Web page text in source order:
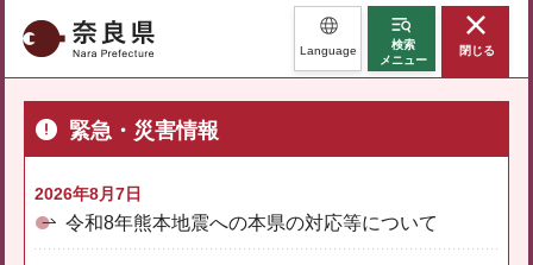
奈良県 Language
検索
メニュー
閉じる
緊急・災害情報
2026年8月7日
令和8年熊本地震への本県の対応等について